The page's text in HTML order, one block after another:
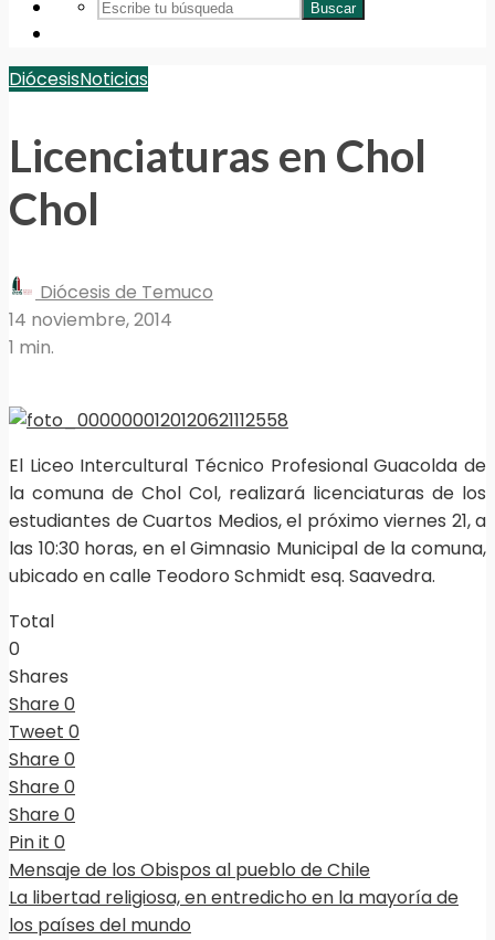
Buscar
DiócesisNoticias
Licenciaturas en Chol
Chol
Diócesis de Temuco
14 noviembre, 2014
1 min.
El Liceo Intercultural Técnico Profesional Guacolda de
la comuna de Chol Col, realizará licenciaturas de los
estudiantes de Cuartos Medios, el próximo viernes 21, a
las 10:30 horas, en el Gimnasio Municipal de la comuna,
ubicado en calle Teodoro Schmidt esq. Saavedra.
Total
0
Shares
Share0
Tweet 0
Share0
Share0
Share0
Pin it 0
Mensaje de los Obispos al pueblo de Chile
La libertad religiosa, en entredicho en la mayoría de
los países del mundo